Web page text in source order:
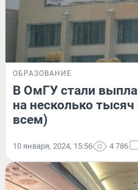
ОБРАЗОВАНИЕ
В ОмГУ стали
на несколько
всем)
10 января, 2024, 15:56 4 786